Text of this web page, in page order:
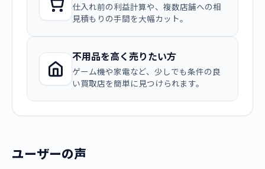
仕入れ前の利益計算や、複数店舗への相
見積もりの手間を大幅カット。
不用品を高く売りたい方
ゲーム機や家電など、少しでも条件の良
い買取店を簡単に見つけられます。
ユーザーの声